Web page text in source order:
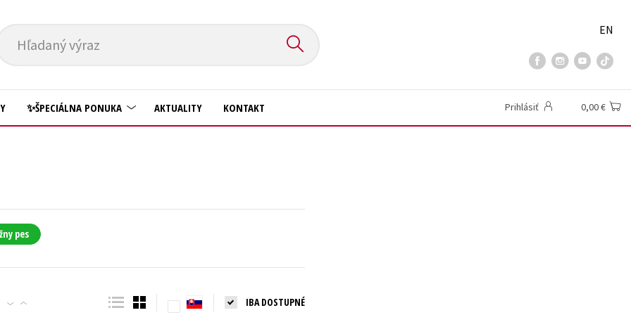
Hľadaný výraz
EN
Kuchárske knihy
New Adult
Obchod a ekonómia
Prírodné vedy
✨ŠPECIÁLNA PONUKA AKTUALITY KONTAKT Prihlásiť 0,00 €
pes
IBA DOSTUPNÉ